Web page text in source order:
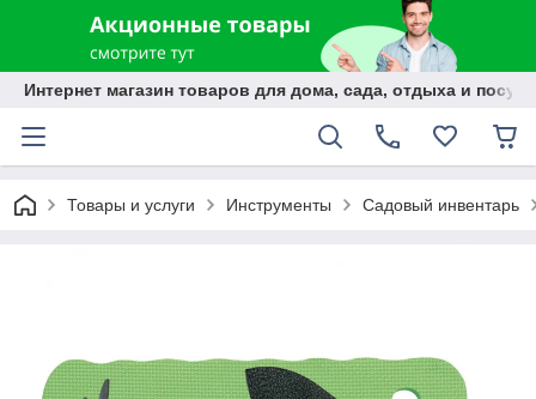
Интернет магазин товаров для дома, сада, отдыха и
Товары и услуги Инструменты Садовый инвентарь